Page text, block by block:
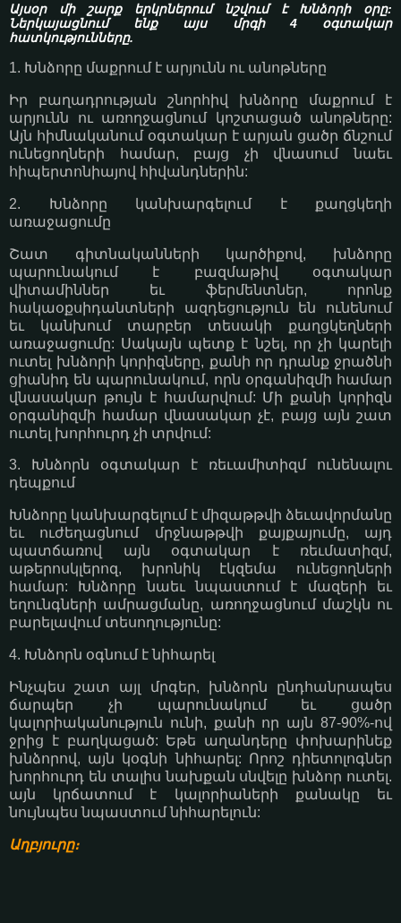
Այսօր մի շարք երկրներում նշվում է Խնձորի օրը:
Ներկայացնում ենք այս մրգի 4 օգտակար
հատկությունները.
1. Խնձորը մաքրում է արյունն ու անոթները
Իր բաղադրության շնորհիվ խնձորը մաքրում է
արյունն ու առողջացնում կոշտացած անոթները:
Այն հիմնականում օգտակար է արյան ցածր ճնշում
ունեցողների համար, բայց չի վնասում նաեւ
հիպերտոնիայով հիվանդներին:
2. Խնձորը կանխարգելում է քաղցկեղի
առաջացումը
Շատ գիտնականների կարծիքով, խնձորը
պարունակում է բազմաթիվ օգտակար
վիտամիններ եւ ֆերմենտներ, որոնք
հակաօքսիդանտների ազդեցություն են ունենում
եւ կանխում տարբեր տեսակի քաղցկեղների
առաջացումը: Սակայն պետք է նշել, որ չի կարելի
ուտել խնձորի կորիզները, քանի որ դրանք ջրածնի
ցիանիդ են պարունակում, որն օրգանիզմի համար
վնասակար թույն է համարվում: Մի քանի կորիզն
օրգանիզմի համար վնասակար չէ, բայց այն շատ
ուտել խորհուրդ չի տրվում:
3. Խնձորն օգտակար է ռեւամիտիզմ ունենալու
դեպքում
Խնձորը կանխարգելում է միզաթթվի ձեւավորմանը
եւ ուժեղացնում մրջնաթթվի քայքայումը, այդ
պատճառով այն օգտակար է ռեւմատիզմ,
աթերոսկլերոզ, խրոնիկ էկզեմա ունեցողների
համար: Խնձորը նաեւ նպաստում է մազերի եւ
եղունգների ամրացմանը, առողջացնում մաշկն ու
բարելավում տեսողությունը:
4. Խնձորն օգնում է նիհարել
Ինչպես շատ այլ մրգեր, խնձորն ընդհանրապես
ճարպեր չի պարունակում եւ ցածր
կալորիականություն ունի, քանի որ այն 87-90%-ով
ջրից է բաղկացած: Եթե աղանդերը փոխարինեք
խնձորով, այն կօգնի նիհարել: Որոշ դիետոլոգներ
խորհուրդ են տալիս նախքան սնվելը խնձոր ուտել.
այն կրճատում է կալորիաների քանակը եւ
նույնպես նպաստում նիհարելուն:
Աղբյուրը։